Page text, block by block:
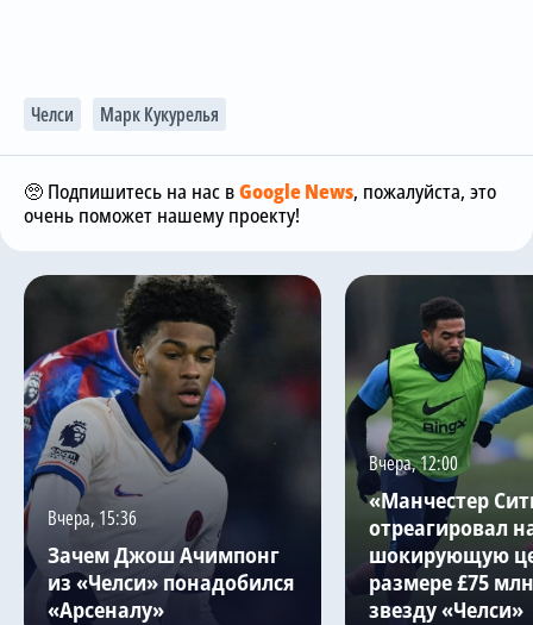
Челси Марк Кукурелья
🥺 Подпишитесь на нас вGoogle News, пожалуйста, это
очень поможет нашему проекту!
Вчера, 15:36
Зачем Джош Ачимпонг
из «Челси» понадобился
«Арсеналу»
Вчера, 12:00
«Манчестер
отреагировал
шокирующую
размере £75
звезду «Челси»